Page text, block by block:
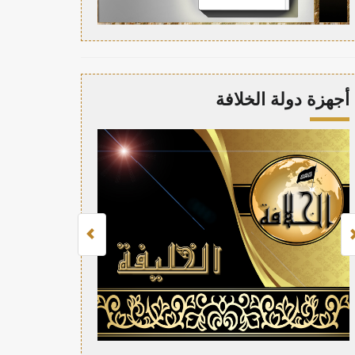
أجهزة دولة الخلافة